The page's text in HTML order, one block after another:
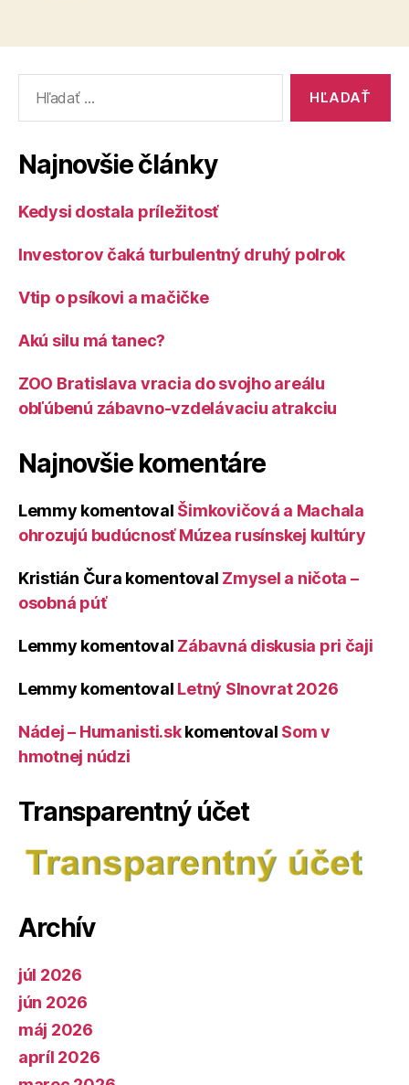
roky
pomáha
rodinám
Najnovšie články
Kedysi dostala príležitosť
Investorov čaká turbulentný druhý polrok
Vtip o psíkovi a mačičke
Akú silu má tanec?
ZOO Bratislava vracia do svojho areálu
obľúbenú zábavno-vzdelávaciu atrakciu
Najnovšie komentáre
Lemmy komentoval Šimkovičová a Machala
ohrozujú budúcnosť Múzea rusínskej kultúry
Kristián Čura komentoval Zmysel a ničota –
osobná púť
Lemmy komentoval Zábavná diskusia pri čaji
Lemmy komentoval Letný Slnovrat 2026
Nádej – Humanisti.skkomentoval Som v
hmotnej núdzi
Transparentný účet
Archív
júl 2026
jún 2026
máj 2026
apríl 2026